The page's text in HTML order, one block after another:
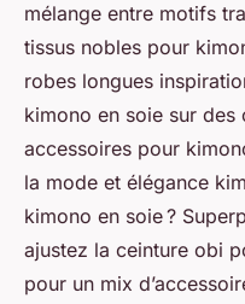
mélange entre motifs
tissus nobles pour
robes longues
kimono en soie sur
accessoires pour
la mode et élégance
kimono en soie ?
ajustez la ceinture obi
pour un mix